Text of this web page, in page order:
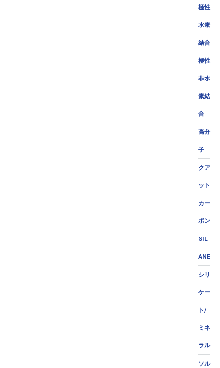
極性
水素
結合
極性
非水
素結
合
高分
子
クア
ット
カー
ボン
SIL
ANE
シリ
ケー
ト/
ミネ
ラル
ソル